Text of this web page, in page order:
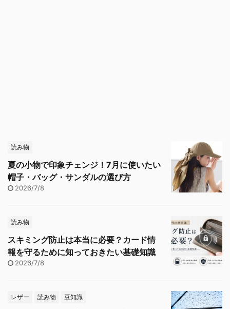
読み物
夏の小物で印象チェンジ！7月に使いたい
帽子・バッグ・サンダルの選び方
2026/7/8
読み物
スキミング防止は本当に必要？カード情
報を守るために知っておきたい基礎知識
2026/7/8
レザー 読み物 豆知識